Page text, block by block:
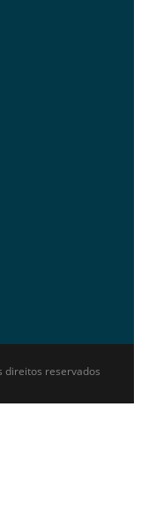
direitos reservados